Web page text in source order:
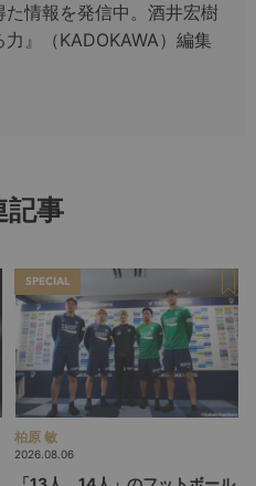
情報を発信中。酒井宏樹
』（KADOKAWA）編集
記事
SPECIAL
柏原 敏
2026.08.06